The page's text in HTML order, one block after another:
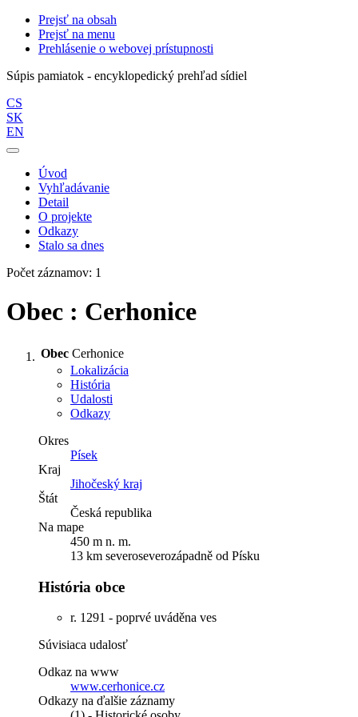
Prejsť na obsah
Prejsť na menu
Prehlásenie o webovej prístupnosti
Súpis pamiatok - encyklopedický prehľad sídiel
CS
SK
EN
Úvod
Vyhľadávanie
Detail
O projekte
Odkazy
Stalo sa dnes
Počet záznamov: 1
Obec : Cerhonice
Obec Cerhonice
Lokalizácia
História
Udalosti
Odkazy
Okres
Písek
Kraj
Jihočeský kraj
Štát
Česká republika
Na mape
450 m n. m.
13 km severoseverozápadně od Písku
História obce
r. 1291 - poprvé uváděna ves
Súvisiaca udalosť
Odkaz na www
www.cerhonice.cz
Odkazy na ďalšie záznamy